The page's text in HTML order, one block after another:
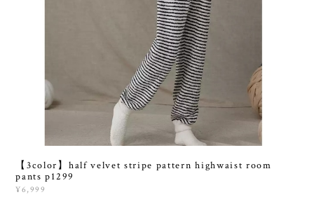
【3color】half velvet stripe pattern highwaist room
pants p1299
¥6,999